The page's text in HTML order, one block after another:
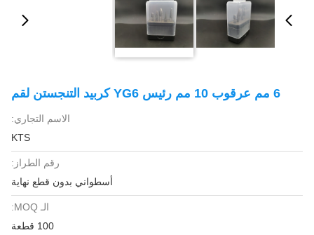
6 مم عرقوب 10 مم رئيس YG6 كربيد التنجستن لقم
الاسم التجاري:
KTS
رقم الطراز:
أسطواني بدون قطع نهاية
الـ MOQ:
100 قطعة